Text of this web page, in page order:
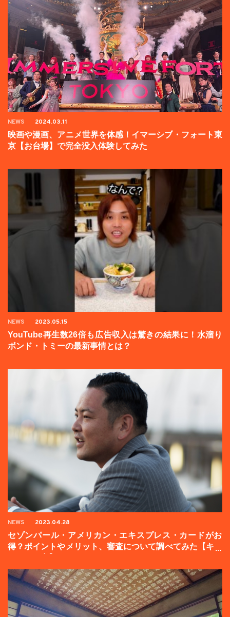
NEWS 2024.03.11
映画や漫画、アニメ世界を体感！イマーシブ・フォート東
京【お台場】で完全没入体験してみた
NEWS 2023.05.15
YouTube再生数26倍も広告収入は驚きの結果に！水溜り
ボンド・トミーの最新事情とは？
NEWS 2023.04.28
セゾンパール・アメリカン・エキスプレス・カードがお
得？ポイントやメリット、審査について調べてみた【キャ